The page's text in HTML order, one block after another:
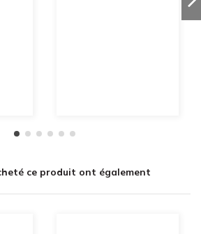
ce produit ont également